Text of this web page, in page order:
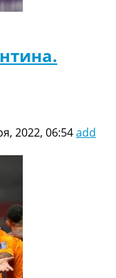
2022, 06:54add